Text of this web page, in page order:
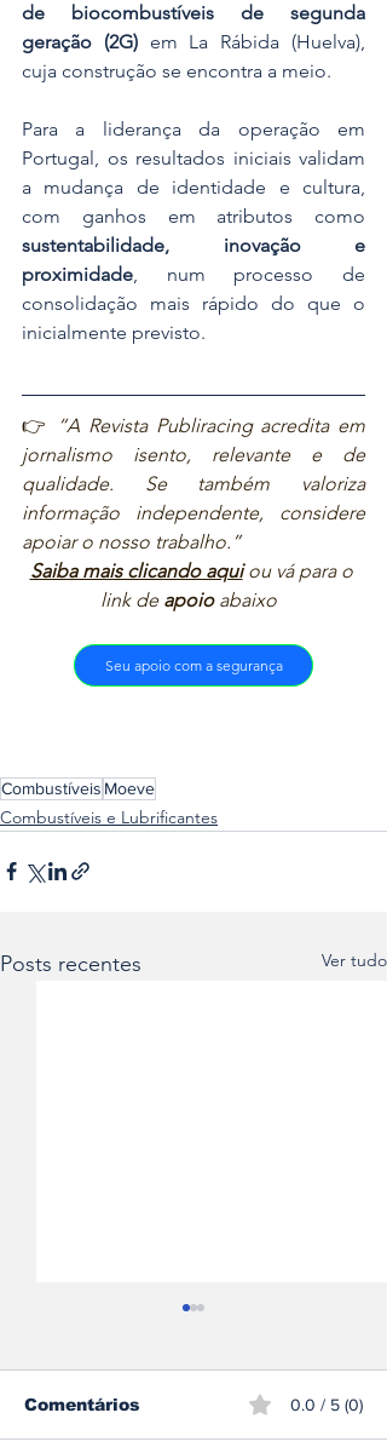
de biocombustíveis de segunda
geração (2G) em La Rábida (Huelva),
cuja construção se encontra a meio.
Para a liderança da operação em
Portugal, os resultados iniciais validam
a mudança de identidade e cultura,
sustentabilidade, inovação e
proximidade, num processo de
consolidação mais rápido do que o
inicialmente previsto.
👉
“A Revista Publiracing acredita em
jornalismo isento, relevante e de
qualidade. Se também valoriza
informação independente, considere
apoiar o nosso trabalho.”
Saiba mais clicando aqui ou vá para o
link de apoio abaixo
Seu apoio com a segurança
Combustíveis Moeve
Combustíveis e Lubrificantes
Posts recentes Ver tudo
Comentários 0.0 / 5 (0)